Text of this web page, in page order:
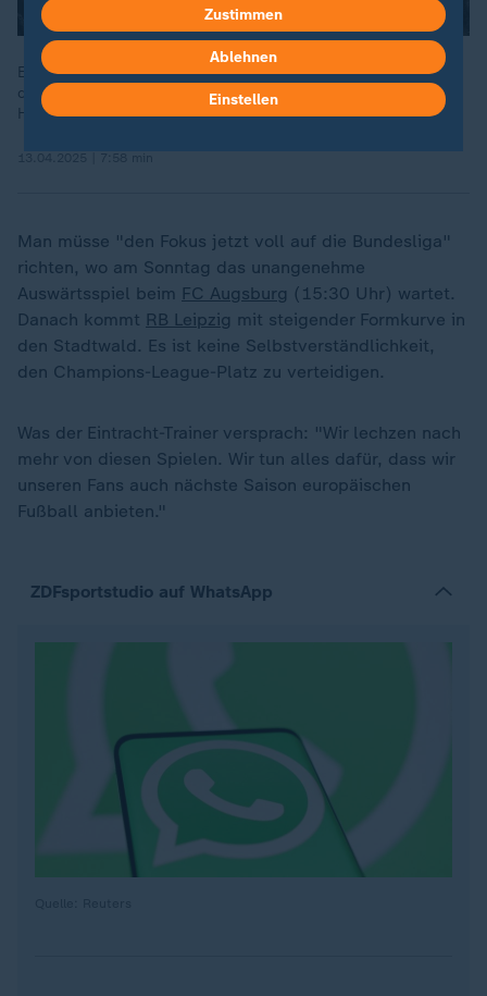
Eintracht Frankfurt hat mit einer guten Leistung Rang drei in
der Bundesliga-Tabelle gefestigt. Beim 3:0 gegen den 1. FC
Heidenheim gerieten die Hessen nur selten in Gefahr.
Man müsse "den Fokus jetzt voll auf die Bundesliga"
richten, wo am Sonntag das unangenehme
Auswärtsspiel beim FC Augsburg (15:30 Uhr) wartet.
Danach kommt RB Leipzig mit steigender Formkurve in
den Stadtwald. Es ist keine Selbstverständlichkeit,
den Champions-League-Platz zu verteidigen.
Was der Eintracht-Trainer versprach: "Wir lechzen nach
mehr von diesen Spielen. Wir tun alles dafür, dass wir
unseren Fans auch nächste Saison europäischen
Fußball anbieten."
ZDFsportstudio auf WhatsApp
Zustimmen
Ablehnen
Einstellen